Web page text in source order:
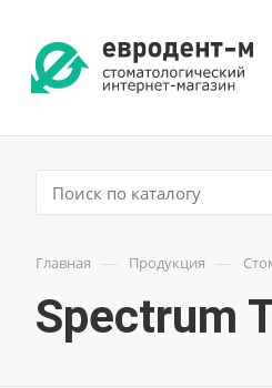
Главная — Продукция —
Spectrum